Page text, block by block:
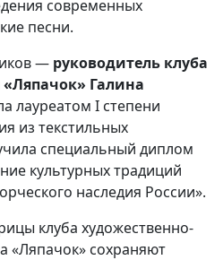
современных
песни.
— руководитель клуба
Галина
лауреатом I степени
из текстильных
специальный диплом
культурных традиций
наследия России».
клуба художественно-
«Ляпачок» сохраняют